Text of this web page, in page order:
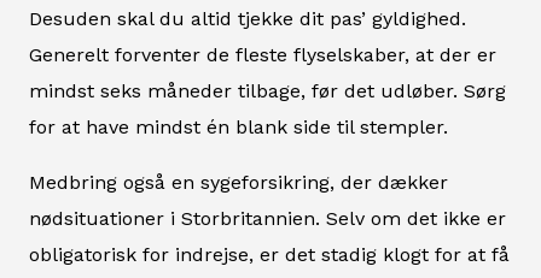
Desuden skal du altid tjekke dit pas’ gyldighed.
Generelt forventer de fleste flyselskaber, at der er
mindst seks måneder tilbage, før det udløber. Sørg
for at have mindst én blank side til stempler.
Medbring også en sygeforsikring, der dækker
nødsituationer i Storbritannien. Selv om det ikke er
obligatorisk for indrejse, er det stadig klogt for at få